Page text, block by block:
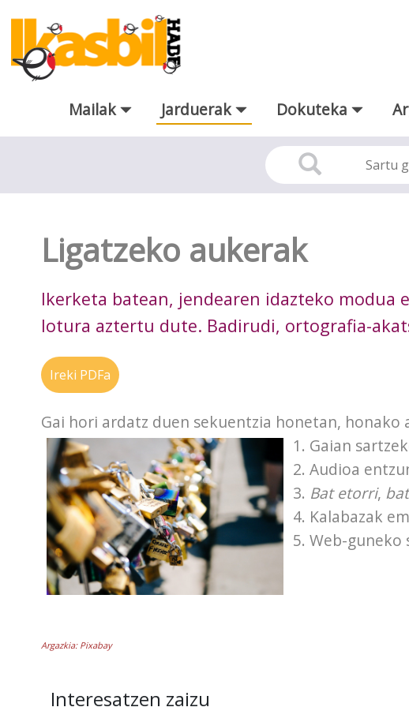
Eduki nagusira joan
Mailak Jarduerak Dokuteka
Ligatzeko aukerak
Ikerketa batean, jendearen idazteko modua
lotura aztertu dute. Badirudi, ortografia-
Ireki PDFa
Gai hori ardatz duen sekuentzia honetan, honako
1. Gaian
2. Audioa
3. Bat etorri,
4. Kalabazak
5. Web-
Argazkia: Pixabay
Interesatzen zaizu